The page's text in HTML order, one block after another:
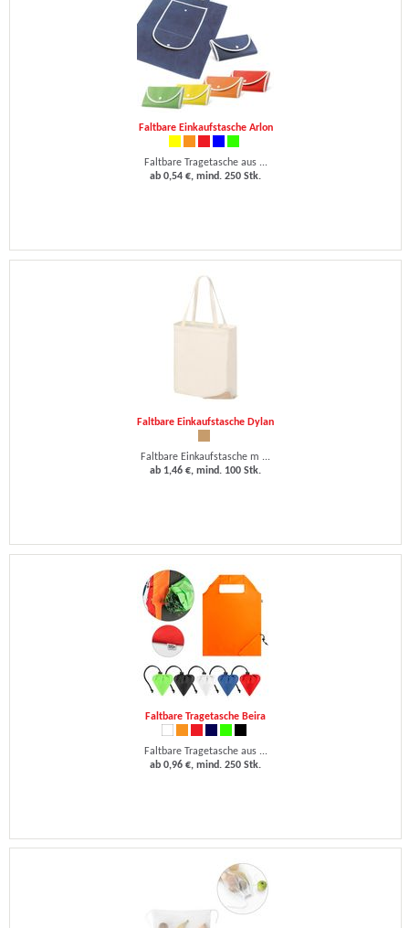
Faltbare Einkaufstasche Arlon
Faltbare Tragetasche aus ...
ab 0,54 €, mind. 250 Stk.
Faltbare Einkaufstasche Dylan
Faltbare Einkaufstasche m ...
ab 1,46 €, mind. 100 Stk.
Faltbare Tragetasche Beira
Faltbare Tragetasche aus ...
ab 0,96 €, mind. 250 Stk.